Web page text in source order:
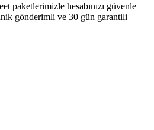
paketlerimizle hesabınızı güvenle
gönderimli ve 30 gün garantili